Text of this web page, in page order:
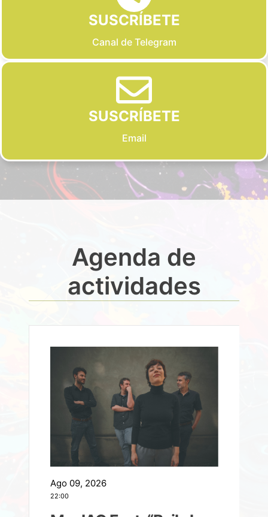
SUSCRÍBETE
Canal de Telegram
SUSCRÍBETE
Email
Agenda de
actividades
Ago 09, 2026
22:00